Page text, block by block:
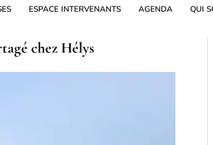
ESPACE INTERVENANTS AGENDA QUI
chez Hélys